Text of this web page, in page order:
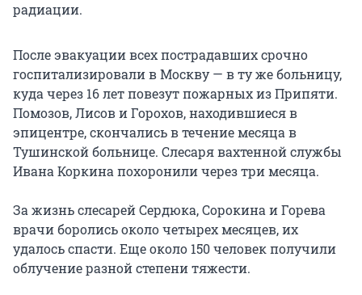
радиации.
После эвакуации всех пострадавших срочно
госпитализировали в Москву — в ту же больницу,
куда через 16 лет повезут пожарных из Припяти.
Помозов, Лисов и Горохов, находившиеся в
эпицентре, скончались в течение месяца в
Тушинской больнице. Слесаря вахтенной службы
Ивана Коркина похоронили через три месяца.
За жизнь слесарей Сердюка, Сорокина и Горева
врачи боролись около четырех месяцев, их
удалось спасти. Еще около 150 человек получили
облучение разной степени тяжести.